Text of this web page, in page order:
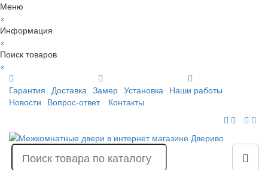
Меню
×
Информация
×
Поиск товаров
×
Гарантия Доставка Замер Установка Наши работы
Новости Вопрос-ответ Контакты